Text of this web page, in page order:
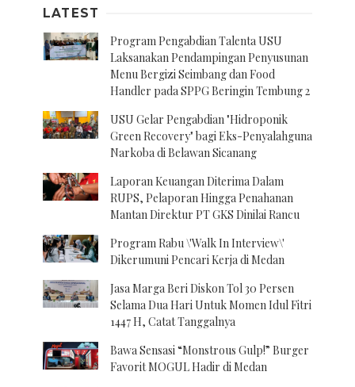
LATEST
Program Pengabdian Talenta USU
Laksanakan Pendampingan Penyusunan
Menu Bergizi Seimbang dan Food
Handler pada SPPG Beringin Tembung 2
USU Gelar Pengabdian "Hidroponik
Green Recovery" bagi Eks-Penyalahguna
Narkoba di Belawan Sicanang
Laporan Keuangan Diterima Dalam
RUPS, Pelaporan Hingga Penahanan
Mantan Direktur PT GKS Dinilai Rancu
Program Rabu \'Walk In Interview\'
Dikerumuni Pencari Kerja di Medan
Jasa Marga Beri Diskon Tol 30 Persen
Selama Dua Hari Untuk Momen Idul Fitri
1447 H, Catat Tanggalnya
Bawa Sensasi “Monstrous Gulp!” Burger
Favorit MOGUL Hadir di Medan